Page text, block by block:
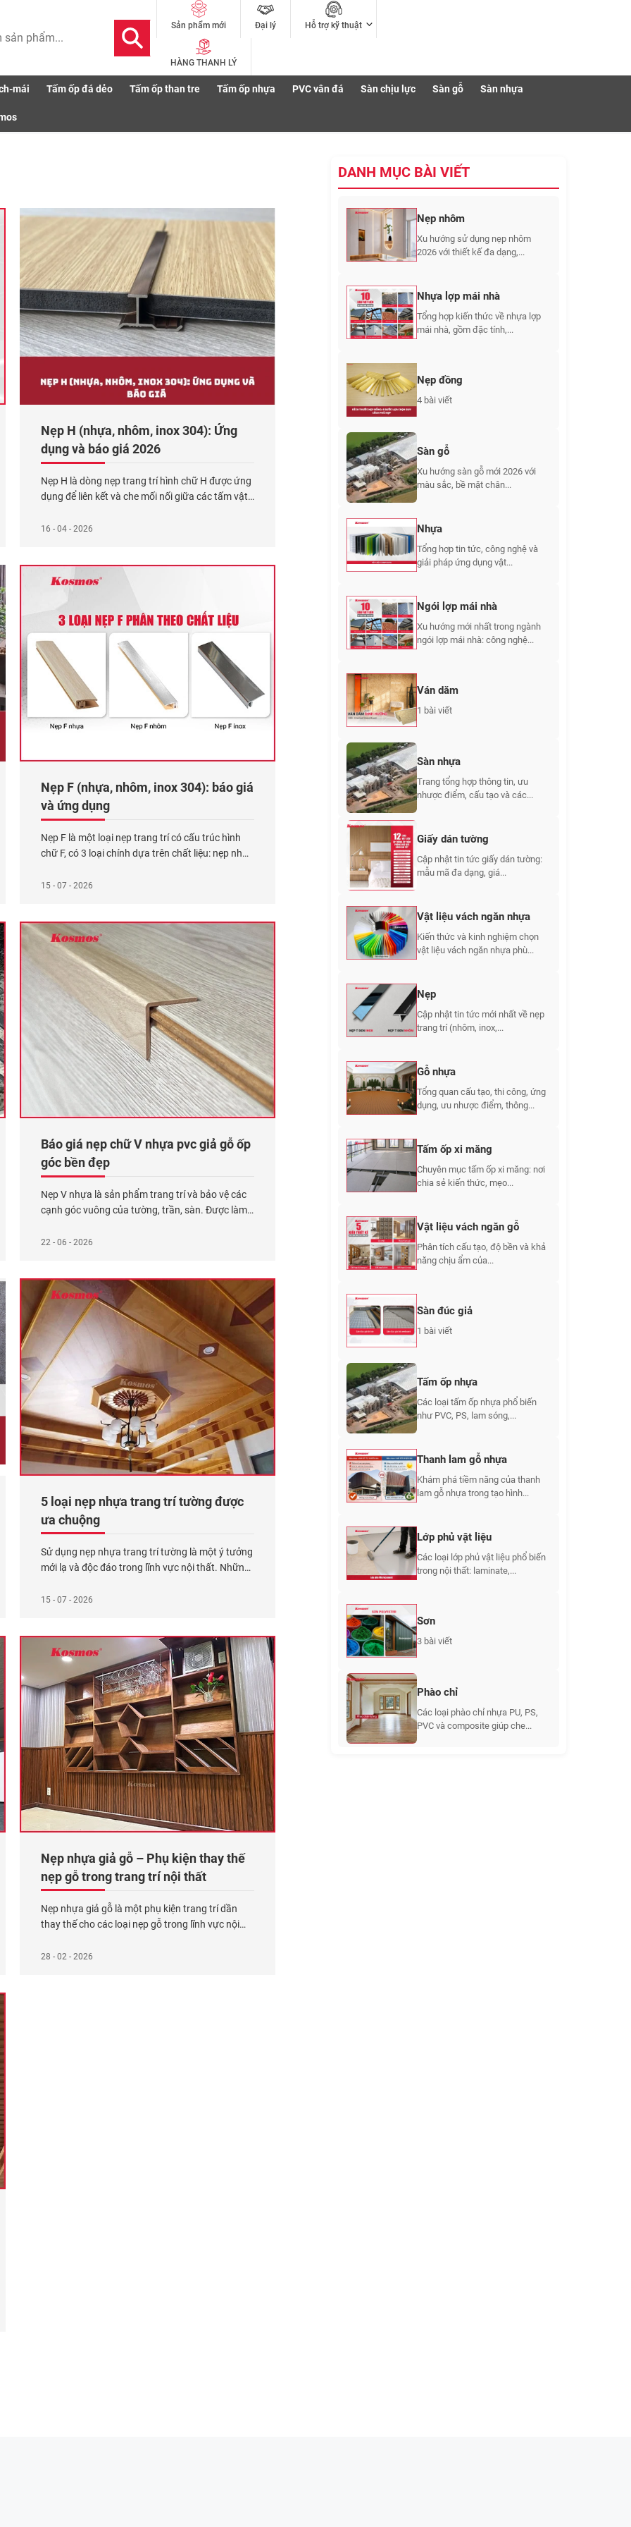
Sản phẩm mới Đại lý Hỗ trợ kỹ thuật
HÀNG THANH LÝ
mái Tấm ốp đá dẻo Tấm ốp than tre Tấm ốp nhựa PVC vân đá Sàn chịu lực Sàn gỗ Sàn nhựa
Nẹp H (nhựa, nhôm, inox 304): Ứng
dụng và báo giá 2026
Nẹp H là dòng nẹp trang trí hình chữ H được ứng
dụng để liên kết và che mối nối giữa các tấm vật
trang trí hiện được sản xuất từ 3 chất liệu chính:
16 - 04 - 2026
Nẹp F (nhựa, nhôm, inox 304): báo giá
và ứng dụng
Nẹp F là một loại nẹp trang trí có cấu trúc hình
chữ F, có 3 loại chính dựa trên chất liệu: nẹp nhựa
(nhẹ, chắc chắn, chống ăn mòn tốt) và nẹp inox F
15 - 07 - 2026
Báo giá nẹp chữ V nhựa pvc giả gỗ ốp
góc bền đẹp
Nẹp V nhựa là sản phẩm trang trí và bảo vệ các
cạnh góc vuông của tường, trần, sàn. Được làm
thường được thiết kế theo mẫu mã của tấm ốp
22 - 06 - 2026
5 loại nẹp nhựa trang trí tường được
ưa chuộng
Sử dụng nẹp nhựa trang trí tường là một ý tưởng
mới lạ và độc đáo trong lĩnh vực nội thất. Những
quan hơn về các loại nẹp nhựa được ưa chuộng
15 - 07 - 2026
Nẹp nhựa giả gỗ – Phụ kiện thay thế
nẹp gỗ trong trang trí nội thất
Nẹp nhựa giả gỗ là một phụ kiện trang trí dần
thay thế cho các loại nẹp gỗ trong lĩnh vực nội
giả gỗ này qua bài viết dưới đây bạn nhé! [toc]
28 - 02 - 2026
DANH MỤC BÀI VIẾT
Nẹp nhôm
Xu hướng sử dụng nẹp nhôm
2026 với thiết kế đa dạng,...
Nhựa lợp mái nhà
Tổng hợp kiến thức về nhựa lợp
mái nhà, gồm đặc tính,...
Nẹp đồng
4 bài viết
Sàn gỗ
Xu hướng sàn gỗ mới 2026 với
màu sắc, bề mặt chân...
Nhựa
Tổng hợp tin tức, công nghệ và
giải pháp ứng dụng vật...
Ngói lợp mái nhà
Xu hướng mới nhất trong ngành
ngói lợp mái nhà: công nghệ...
Ván dăm
1 bài viết
Sàn nhựa
Trang tổng hợp thông tin, ưu
nhược điểm, cấu tạo và các...
Giấy dán tường
Cập nhật tin tức giấy dán tường:
mẫu mã đa dạng, giá...
Vật liệu vách ngăn nhựa
Kiến thức và kinh nghiệm chọn
vật liệu vách ngăn nhựa phù...
Nẹp
Cập nhật tin tức mới nhất về nẹp
trang trí (nhôm, inox,...
Gỗ nhựa
Tổng quan cấu tạo, thi công, ứng
dụng, ưu nhược điểm, thông...
Tấm ốp xi măng
Chuyên mục tấm ốp xi măng: nơi
chia sẻ kiến thức, mẹo...
Vật liệu vách ngăn gỗ
Phân tích cấu tạo, độ bền và khả
năng chịu ẩm của...
Sàn đúc giả
1 bài viết
Tấm ốp nhựa
Các loại tấm ốp nhựa phổ biến
như PVC, PS, lam sóng,...
Thanh lam gỗ nhựa
Khám phá tiềm năng của thanh
lam gỗ nhựa trong tạo hình...
Lớp phủ vật liệu
Các loại lớp phủ vật liệu phổ biến
trong nội thất: laminate,...
Sơn
3 bài viết
Phào chỉ
Các loại phào chỉ nhựa PU, PS,
PVC và composite giúp che...